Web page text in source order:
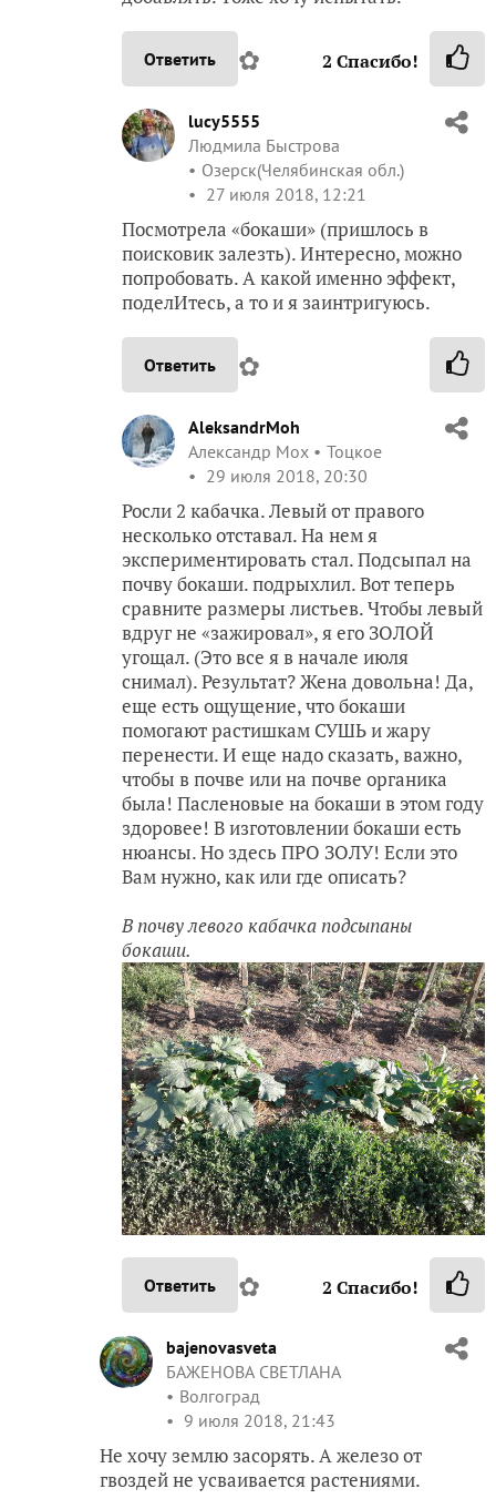
Ответить ✿ 2 Спасибо!
lucy5555
Людмила Быстрова
Озерск(Челябинская обл.)
27 июля 2018, 12:21
Посмотрела «бокаши» (пришлось в
поисковик залезть). Интересно, можно
попробовать. А какой именно эффект,
поделИтесь, а то и я заинтригуюсь.
Ответить ✿
AleksandrMoh
Александр Мох
Тоцкое
29 июля 2018, 20:30
Росли 2 кабачка. Левый от правого
несколько отставал. На нем я
экспериментировать стал. Подсыпал на
почву бокаши. подрыхлил. Вот теперь
сравните размеры листьев. Чтобы левый
вдруг не «зажировал», я его ЗОЛОЙ
угощал. (Это все я в начале июля
снимал). Результат? Жена довольна! Да,
еще есть ощущение, что бокаши
помогают растишкам СУШЬ и жару
перенести. И еще надо сказать, важно,
чтобы в почве или на почве органика
была! Пасленовые на бокаши в этом году
здоровее! В изготовлении бокаши есть
нюансы. Но здесь ПРО ЗОЛУ! Если это
Вам нужно, как или где описать?
В почву левого кабачка подсыпаны
бокаши.
Ответить ✿ 2 Спасибо!
bajenovasveta
БАЖЕНОВА СВЕТЛАНА
Волгоград
9 июля 2018, 21:43
Не хочу землю засорять. А железо от
гвоздей не усваивается растениями.